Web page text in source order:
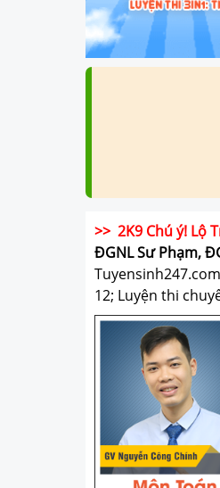
>> 2K9 Chú ý! Lộ
ĐGNL Sư Phạm,
12; Luyện thi